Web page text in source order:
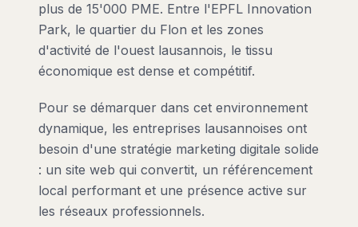
plus de 15'000 PME. Entre l'EPFL Innovation
Park, le quartier du Flon et les zones
d'activité de l'ouest lausannois, le tissu
économique est dense et compétitif.
Pour se démarquer dans cet environnement
dynamique, les entreprises lausannoises ont
besoin d'une stratégie marketing digitale solide
: un site web qui convertit, un référencement
local performant et une présence active sur
les réseaux professionnels.